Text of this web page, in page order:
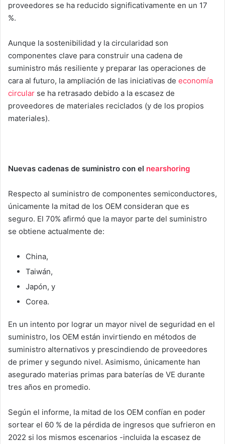
proveedores se ha reducido significativamente en un 17
%.
Aunque la sostenibilidad y la circularidad son
componentes clave para construir una cadena de
suministro más resiliente y preparar las operaciones de
cara al futuro, la ampliación de las iniciativas de economía
circular se ha retrasado debido a la escasez de
proveedores de materiales reciclados (y de los propios
materiales).
Nuevas cadenas de suministro con el nearshoring
Respecto al suministro de componentes semiconductores,
únicamente la mitad de los OEM consideran que es
seguro. El 70% afirmó que la mayor parte del suministro
se obtiene actualmente de:
China,
Taiwán,
Japón, y
Corea.
En un intento por lograr un mayor nivel de seguridad en el
suministro, los OEM están invirtiendo en métodos de
suministro alternativos y prescindiendo de proveedores
de primer y segundo nivel. Asimismo, únicamente han
asegurado materias primas para baterías de VE durante
tres años en promedio.
Según el informe, la mitad de los OEM confían en poder
sortear el 60 % de la pérdida de ingresos que sufrieron en
2022 si los mismos escenarios -incluida la escasez de